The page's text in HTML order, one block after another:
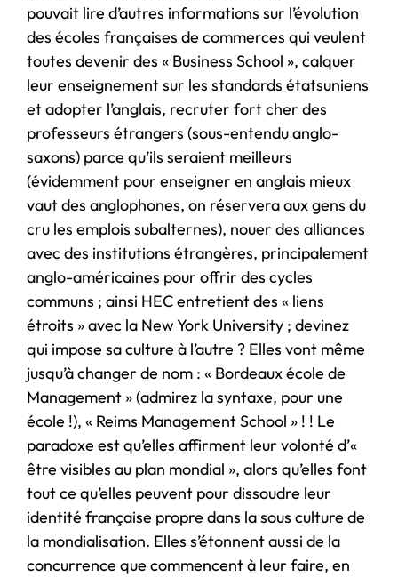
pouvait lire d’autres informations sur l’évolution
des écoles françaises de commerces qui veulent
toutes devenir des « Business School », calquer
leur enseignement sur les standards étatsuniens
et adopter l’anglais, recruter fort cher des
professeurs étrangers (sous-entendu anglo-
saxons) parce qu’ils seraient meilleurs
(évidemment pour enseigner en anglais mieux
vaut des anglophones, on réservera aux gens du
cru les emplois subalternes), nouer des alliances
avec des institutions étrangères, principalement
anglo-américaines pour offrir des cycles
communs ; ainsi HEC entretient des « liens
étroits » avec la New York University ; devinez
qui impose sa culture à l’autre ? Elles vont même
jusqu’à changer de nom : « Bordeaux école de
Management » (admirez la syntaxe, pour une
école !), « Reims Management School » ! ! Le
paradoxe est qu’elles affirment leur volonté d’«
être visibles au plan mondial », alors qu’elles font
tout ce qu’elles peuvent pour dissoudre leur
identité française propre dans la sous culture de
la mondialisation. Elles s’étonnent aussi de la
concurrence que commencent à leur faire, en